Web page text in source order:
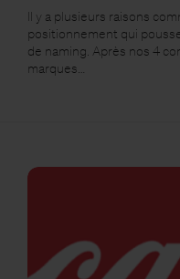
Il y a plusieurs raisons
positionnement qui
de naming. Après nos 4
marques…